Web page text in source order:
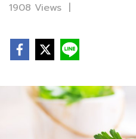
1908 Views |